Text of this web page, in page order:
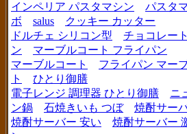
インペリア パスタマシン
パスタ
ボ
salus
クッキー カッター
ドルチェ シリコン型
チョコレー
ン
マーブルコート フライパン
マーブルコート
フライパン マー
ト
ひとり御膳
電子レンジ 調理器 ひとり御膳
ニ
ン鍋
石焼きいも つぼ
焼酎サー
焼酎サーバー 安い
焼酎サーバー